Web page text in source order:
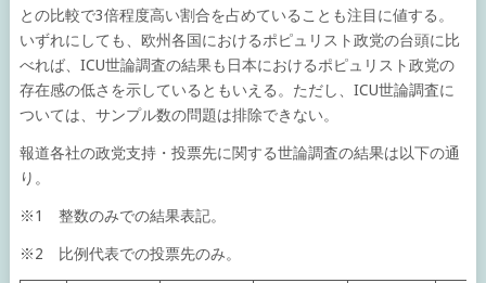
との比較で3倍程度高い割合を占めていることも注目に値する。
いずれにしても、欧州各国におけるポピュリスト政党の台頭に比
べれば、ICU世論調査の結果も日本におけるポピュリスト政党の
存在感の低さを示しているともいえる。ただし、ICU世論調査に
ついては、サンプル数の問題は排除できない。
報道各社の政党支持・投票先に関する世論調査の結果は以下の通
り。
※1 整数のみでの結果表記。
※2 比例代表での投票先のみ。